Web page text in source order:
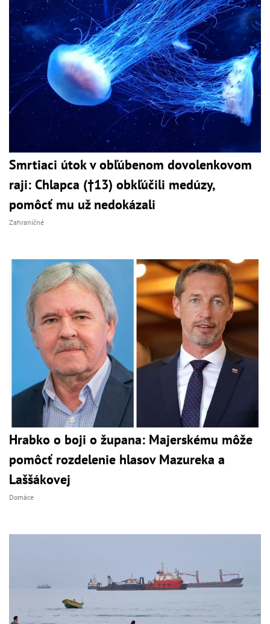
Smrtiaci útok v obľúbenom dovolenkovom
raji: Chlapca (†13) obkľúčili medúzy,
pomôcť mu už nedokázali
Zahraničné
Hrabko o boji o župana: Majerskému môže
pomôcť rozdelenie hlasov Mazureka a
Laššákovej
Domáce